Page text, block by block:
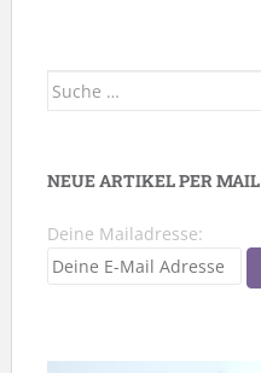
Suche
NEUE ARTIKEL PER MAIL
Deine Mailadresse: